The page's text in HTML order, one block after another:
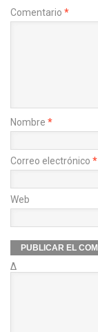
Comentario *
Nombre *
Correo electrónico *
Web
Δ